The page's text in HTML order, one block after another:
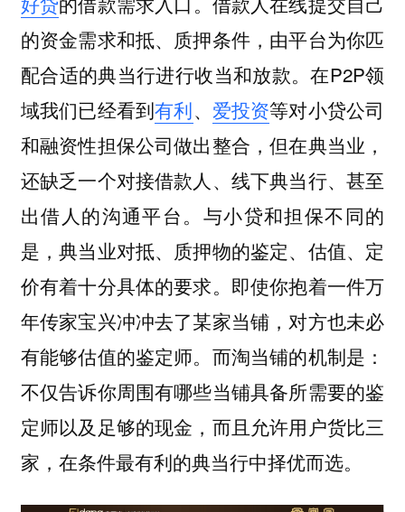
的资金需求和抵、质押条件，由平台为你匹
配合适的典当行进行收当和放款。在P2P领
域我们已经看到有利、 爱投资等对小贷公司
和融资性担保公司做出整合，但在典当业，
还缺乏一个对接借款人、线下典当行、甚至
出借人的沟通平台。与小贷和担保不同的
是，典当业对抵、质押物的鉴定、估值、定
价有着十分具体的要求。即使你抱着一件万
年传家宝兴冲冲去了某家当铺，对方也未必
有能够估值的鉴定师。而淘当铺的机制是：
不仅告诉你周围有哪些当铺具备所需要的鉴
定师以及足够的现金，而且允许用户货比三
家，在条件最有利的典当行中择优而选。